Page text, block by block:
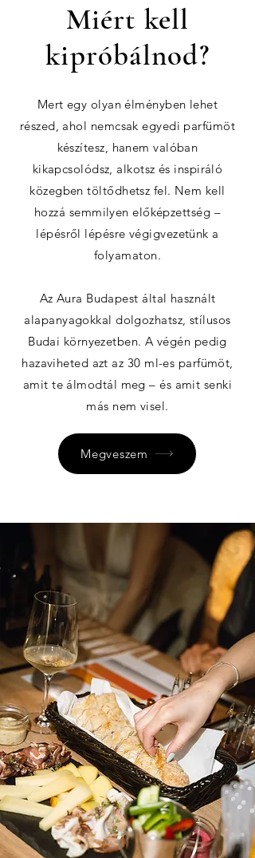
Miért kell
kipróbálnod?
Mert egy olyan élményben lehet
részed, ahol nemcsak egyedi parfümöt
készítesz, hanem valóban
kikapcsolódsz, alkotsz és inspiráló
közegben töltődhetsz fel. Nem kell
hozzá semmilyen előképzettség –
lépésről lépésre végigvezetünk a
folyamaton.
Az Aura Budapest által használt
alapanyagokkal dolgozhatsz, stílusos
Budai környezetben. A végén pedig
hazaviheted azt az 30 ml-es parfümöt,
amit te álmodtál meg – és amit senki
más nem visel.
Megveszem